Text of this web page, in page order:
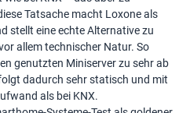
Tatsache macht Loxone als
stellt eine echte Alternative zu
allem technischer Natur. So
genutzten Miniserver zu sehr ab
dadurch sehr statisch und mit
als bei KNX.